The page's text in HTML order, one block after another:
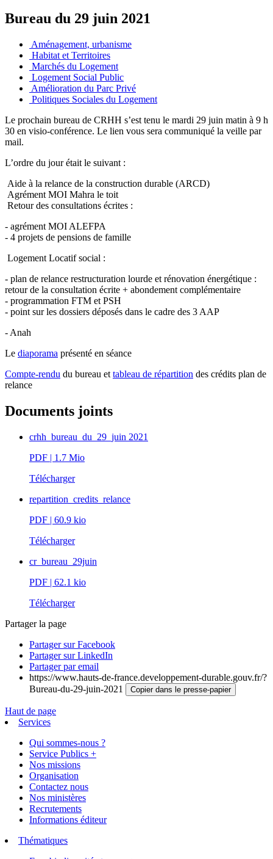
Bureau du 29 juin 2021
Aménagement, urbanisme
Habitat et Territoires
Marchés du Logement
Logement Social Public
Amélioration du Parc Privé
Politiques Sociales du Logement
Le prochain bureau de CRHH s’est tenu le mardi 29 juin matin à 9 h
30 en visio-conférence. Le lien vous sera communiqué la veille par
mail.
L’ordre du jour était le suivant :
Aide à la relance de la construction durable (ARCD)
Agrément MOI Mahra le toit
Retour des consultations écrites :
- agrément MOI ALEFPA
- 4 projets de pensions de famille
Logement Locatif social :
- plan de relance restructuration lourde et rénovation énergétique :
retour de la consultation écrite + abondement complémentaire
- programmation FTM et PSH
- point sur les dossiers déposés dans le cadre des 3 AAP
- Anah
Le diaporama présenté en séance
Compte-rendu du bureau et tableau de répartition des crédits plan de
relance
Documents joints
crhh_bureau_du_29_juin 2021
PDF | 1.7 Mio
Télécharger
repartition_credits_relance
PDF | 60.9 kio
Télécharger
cr_bureau_29juin
PDF | 62.1 kio
Télécharger
Partager la page
Partager sur Facebook
Partager sur LinkedIn
Partager par email
https://www.hauts-de-france.developpement-durable.gouv.fr/?
Bureau-du-29-juin-2021
Copier dans le presse-papier
Haut de page
Services
Qui sommes-nous ?
Service Publics +
Nos missions
Organisation
Contactez nous
Nos ministères
Recrutements
Informations éditeur
Thématiques